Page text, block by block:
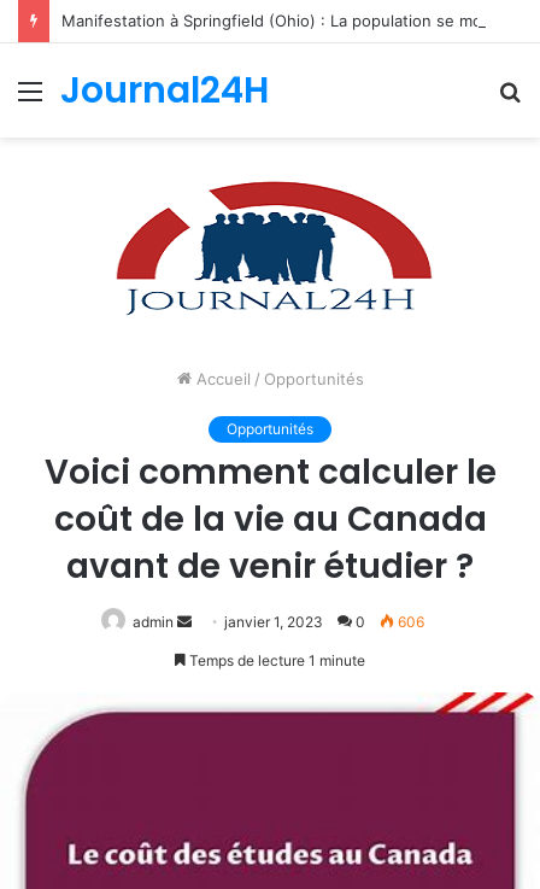
Menu
Journal24H
Accueil / Opportunités
Opportunités
Voici comment calculer le
coût de la vie au Canada
avant de venir étudier ?
admin
Envoyerjanvier 1, 2023 0 606
Temps de lecture 1 minute